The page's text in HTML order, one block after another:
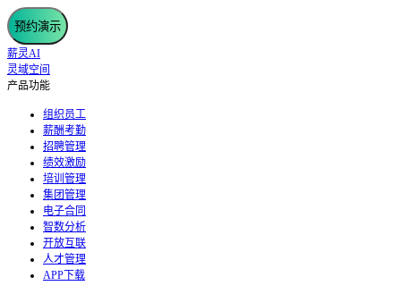
预约演示
薪灵AI
灵域空间
产品功能
组织员工
薪酬考勤
招聘管理
绩效激励
培训管理
集团管理
电子合同
智数分析
开放互联
人才管理
APP下载